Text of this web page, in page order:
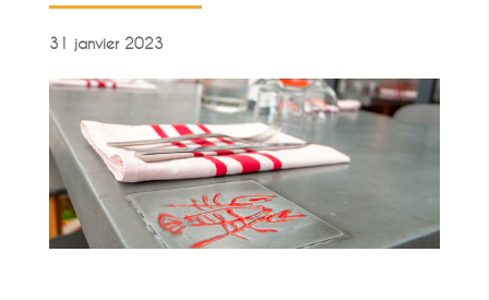
31 janvier 2023